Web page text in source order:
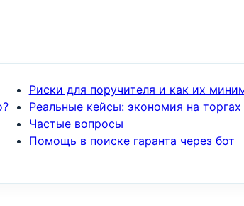
Риски для поручителя и как их
Реальные кейсы: экономия на
Частые вопросы
Помощь в поиске гаранта через бот